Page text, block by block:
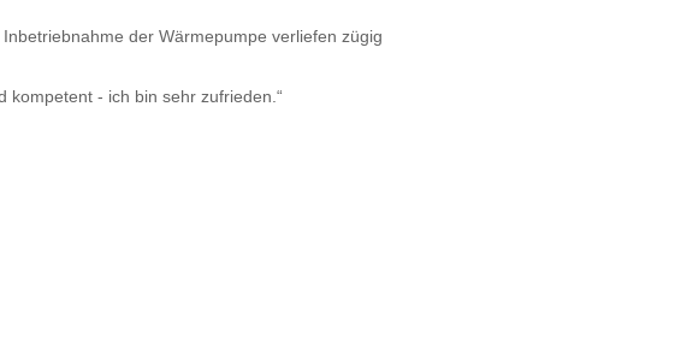
der Wärmepumpe verliefen zügig
kompetent - ich bin sehr zufrieden.“